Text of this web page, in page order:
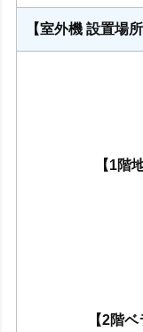
【室外機 設置場所
【1階
【2階